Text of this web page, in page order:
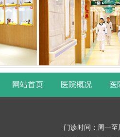
网站首页 医院概况 医
门诊时间：周一至